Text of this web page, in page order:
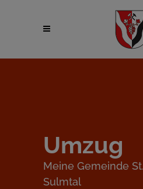
Umzug
Meine Gemeinde
Sulmtal